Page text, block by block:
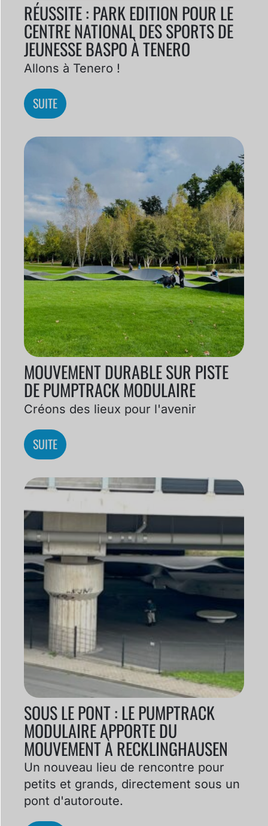
RÉUSSITE : PARK EDITION POUR LE
CENTRE NATIONAL DES SPORTS DE
JEUNESSE BASPO À TENERO
Allons à Tenero !
SUITE
MOUVEMENT DURABLE SUR PISTE
DE PUMPTRACK MODULAIRE
Créons des lieux pour l'avenir
SUITE
SOUS LE PONT : LE PUMPTRACK
MODULAIRE APPORTE DU
MOUVEMENT À RECKLINGHAUSEN
Un nouveau lieu de rencontre pour
petits et grands, directement sous un
pont d'autoroute.